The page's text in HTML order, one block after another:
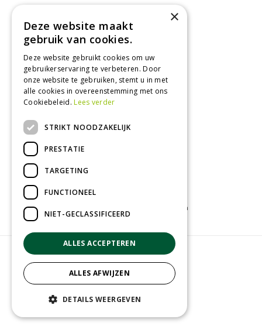
09:00 - 18:00
Dinsdag
Woensdag
Donderdag
09:00 - 18:00
Vrijdag
09:00 - 18:00
Zaterdag
09:00 - 17:00
Toon alle openingstijden
Tuinplanten
© Groenrijk Assen
Green Solutions
Tuincentrum Overzicht
Privacy policy
×
Deze website maakt
gebruik van cookies.
Deze website gebruikt cookies om uw
gebruikerservaring te verbeteren. Door
onze website te gebruiken, stemt u in met
alle cookies in overeenstemming met ons
Cookiebeleid.Lees verder
STRIKT NOODZAKELIJK
PRESTATIE
TARGETING
FUNCTIONEEL
NIET-GECLASSIFICEERD
ALLES ACCEPTEREN
ALLES AFWIJZEN
DETAILS WEERGEVEN